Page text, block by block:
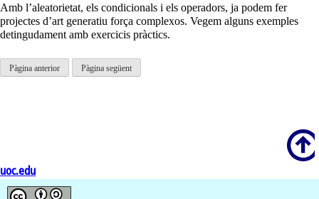
Amb l’aleatorietat, els condicionals i els operadors, ja podem fer
projectes d’art generatiu força complexos. Vegem alguns exemples
detingudament amb exercicis pràctics.
Pàgina anterior Pàgina següent
Scroll
uoc.edu